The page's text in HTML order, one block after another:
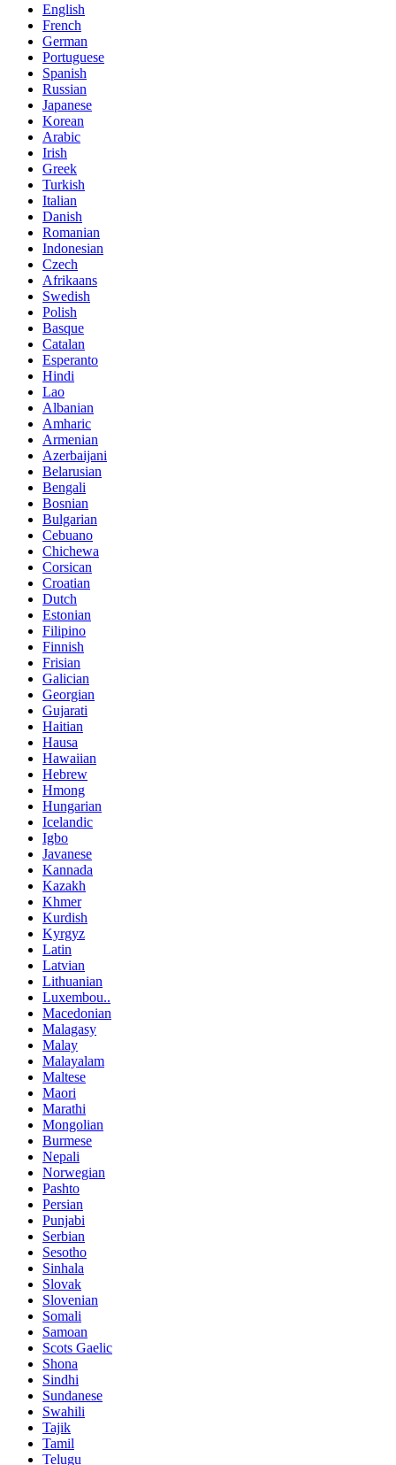
English
French
German
Portuguese
Spanish
Russian
Japanese
Korean
Arabic
Irish
Greek
Turkish
Italian
Danish
Romanian
Indonesian
Czech
Afrikaans
Swedish
Polish
Basque
Catalan
Esperanto
Hindi
Lao
Albanian
Amharic
Armenian
Azerbaijani
Belarusian
Bengali
Bosnian
Bulgarian
Cebuano
Chichewa
Corsican
Croatian
Dutch
Estonian
Filipino
Finnish
Frisian
Galician
Georgian
Gujarati
Haitian
Hausa
Hawaiian
Hebrew
Hmong
Hungarian
Icelandic
Igbo
Javanese
Kannada
Kazakh
Khmer
Kurdish
Kyrgyz
Latin
Latvian
Lithuanian
Luxembou..
Macedonian
Malagasy
Malay
Malayalam
Maltese
Maori
Marathi
Mongolian
Burmese
Nepali
Norwegian
Pashto
Persian
Punjabi
Serbian
Sesotho
Sinhala
Slovak
Slovenian
Somali
Samoan
Scots Gaelic
Shona
Sindhi
Sundanese
Swahili
Tajik
Tamil
Telugu